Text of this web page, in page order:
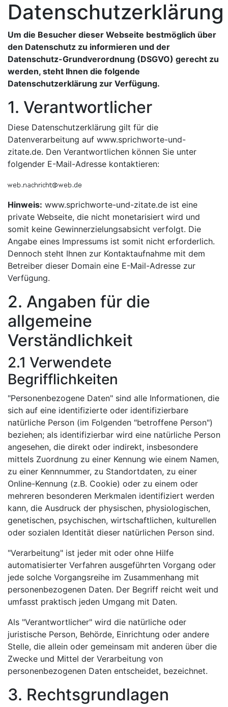
Datenschutzerklärung
Um die Besucher dieser Webseite bestmöglich über
den Datenschutz zu informieren und der
Datenschutz-Grundverordnung (DSGVO) gerecht zu
werden, steht Ihnen die folgende
Datenschutzerklärung zur Verfügung.
1. Verantwortlicher
Diese Datenschutzerklärung gilt für die
Datenverarbeitung auf www.sprichworte-und-
zitate.de. Den Verantwortlichen können Sie unter
folgender E-Mail-Adresse kontaktieren:
Hinweis: www.sprichworte-und-zitate.de ist eine
private Webseite, die nicht monetarisiert wird und
somit keine Gewinnerzielungsabsicht verfolgt. Die
Angabe eines Impressums ist somit nicht erforderlich.
Dennoch steht Ihnen zur Kontaktaufnahme mit dem
Betreiber dieser Domain eine E-Mail-Adresse zur
Verfügung.
2. Angaben für die
allgemeine
Verständlichkeit
2.1 Verwendete
Begrifflichkeiten
"Personenbezogene Daten" sind alle Informationen, die
sich auf eine identifizierte oder identifizierbare
natürliche Person (im Folgenden "betroffene Person")
beziehen; als identifizierbar wird eine natürliche Person
angesehen, die direkt oder indirekt, insbesondere
mittels Zuordnung zu einer Kennung wie einem Namen,
zu einer Kennnummer, zu Standortdaten, zu einer
Online-Kennung (z.B. Cookie) oder zu einem oder
mehreren besonderen Merkmalen identifiziert werden
kann, die Ausdruck der physischen, physiologischen,
genetischen, psychischen, wirtschaftlichen, kulturellen
oder sozialen Identität dieser natürlichen Person sind.
"Verarbeitung" ist jeder mit oder ohne Hilfe
automatisierter Verfahren ausgeführten Vorgang oder
jede solche Vorgangsreihe im Zusammenhang mit
personenbezogenen Daten. Der Begriff reicht weit und
umfasst praktisch jeden Umgang mit Daten.
Als "Verantwortlicher" wird die natürliche oder
juristische Person, Behörde, Einrichtung oder andere
Stelle, die allein oder gemeinsam mit anderen über die
Zwecke und Mittel der Verarbeitung von
personenbezogenen Daten entscheidet, bezeichnet.
3. Rechtsgrundlagen